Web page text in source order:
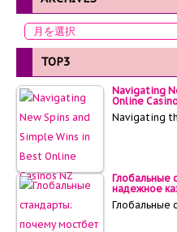
TOP3
Navigating
Online
Navigating
Глобальные
надежное
Глобальные